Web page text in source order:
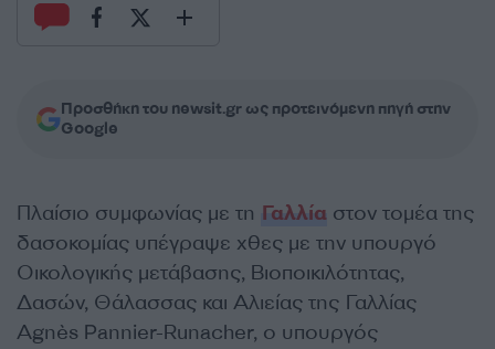
Προσθήκη του newsit.gr ως προτεινόμενη πηγή στην
Google
Πλαίσιο συμφωνίας με τη Γαλλία στον τομέα της
δασοκομίας υπέγραψε χθες με την υπουργό
Οικολογικής μετάβασης, Βιοποικιλότητας,
Δασών, Θάλασσας και Αλιείας της Γαλλίας
Agnès Pannier-Runacher, ο υπουργός